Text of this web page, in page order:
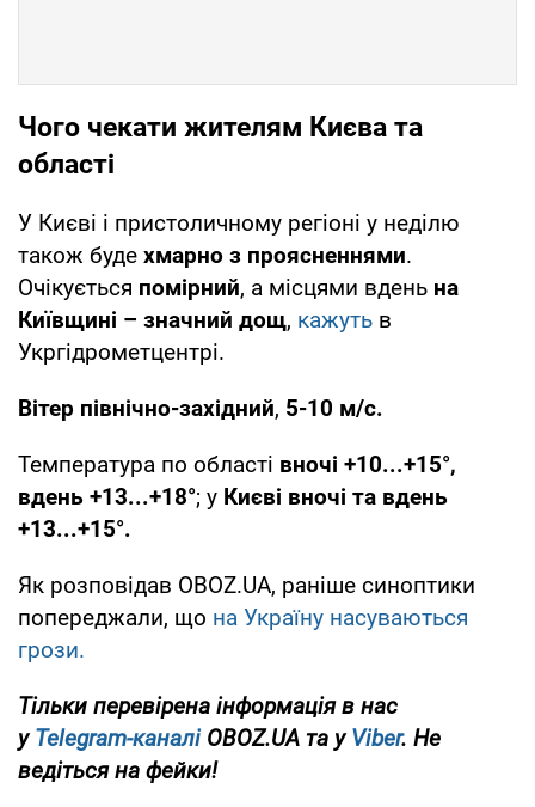
Чого чекати жителям Києва та
області
У Києві і пристоличному регіоні у неділю
також буде хмарно з проясненнями.
Очікується помірний, а місцями вдень на
Київщині – значний дощ, кажуть в
Укргідрометцентрі.
Вітер північно-західний, 5-10 м/с.
Температура по області вночі +10...+15°,
вдень +13...+18°; у Києві вночі та вдень
+13...+15°.
Як розповідав OBOZ.UA, раніше синоптики
попереджали, що на Україну насуваються
грози.
Тільки перевірена інформація в нас
уTelegram-каналіOBOZ.UA та уViber. Не
ведіться на фейки!